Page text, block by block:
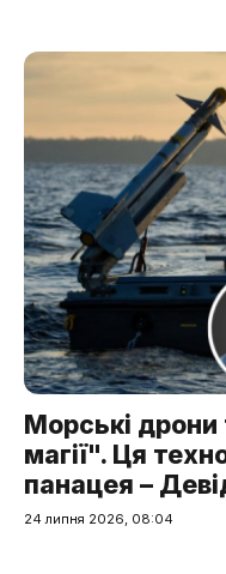
Морські дрони
магії". Ця
панацея –
24 липня 2026, 08:04